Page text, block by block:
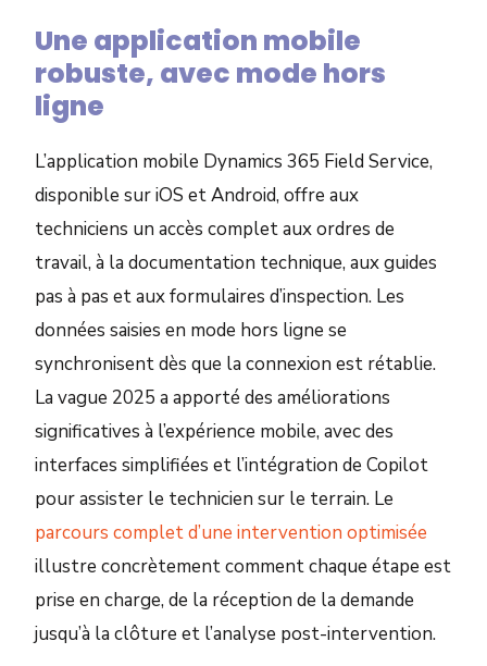
Une application mobile
robuste, avec mode hors
ligne
L’application mobile Dynamics 365 Field Service,
disponible sur iOS et Android, offre aux
techniciens un accès complet aux ordres de
travail, à la documentation technique, aux guides
pas à pas et aux formulaires d’inspection. Les
données saisies en mode hors ligne se
synchronisent dès que la connexion est rétablie.
La vague 2025 a apporté des améliorations
significatives à l’expérience mobile, avec des
interfaces simplifiées et l’intégration de Copilot
pour assister le technicien sur le terrain. Le
parcours complet d’une intervention optimisée
illustre concrètement comment chaque étape est
prise en charge, de la réception de la demande
jusqu’à la clôture et l’analyse post-intervention.